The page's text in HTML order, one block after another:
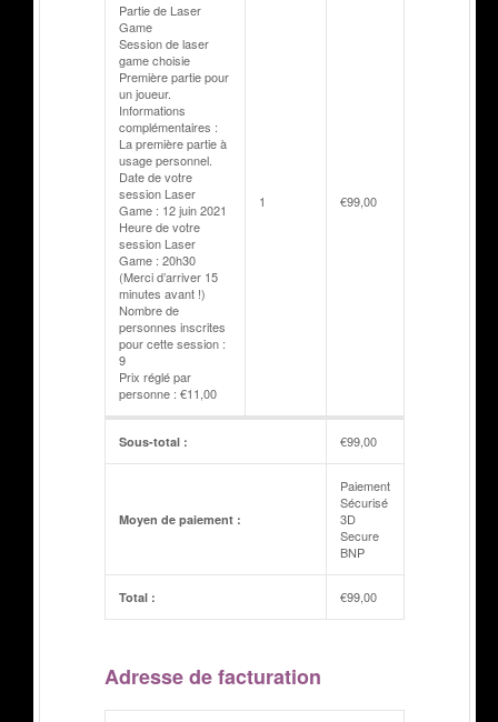
Partie de Laser
Game
Session de laser
game choisie
Première partie pour
un joueur.
Informations
complémentaires :
La première partie à
usage personnel.
Date de votre
session Laser
Game : 12 juin 2021
Heure de votre
session Laser
Game : 20h30
(Merci d’arriver 15
minutes avant !)
Nombre de
personnes inscrites
pour cette session :
9
Prix réglé par
personne : €11,00
1 €99,00
Sous-total : €99,00
Moyen de paiement :
Paiement
Sécurisé
3D
Secure
BNP
Total : €99,00
Adresse de facturation